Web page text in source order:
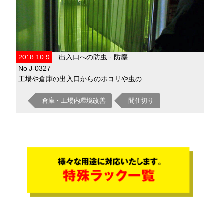
2018.10.9
出入口への防虫・防塵…
No.J-0327
工場や倉庫の出入口からのホコリや虫の...
倉庫・工場内環境改善 間仕切り